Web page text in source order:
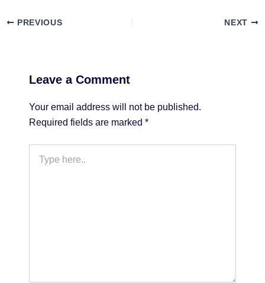
PREVIOUS NEXT
Leave a Comment
Your email address will not be published.
Required fields are marked *
here..